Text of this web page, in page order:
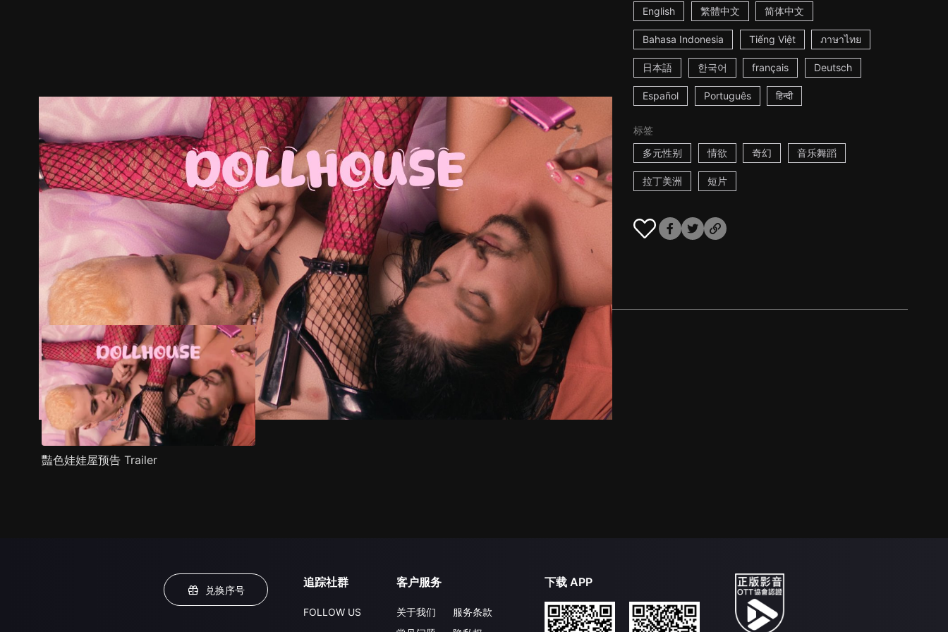
English 繁體中文 简体中文
Bahasa Indonesia Tiếng Việt ภาษาไทย
日本語 한국어 français Deutsch
Español Português हिन्दी
标签
多元性别
情欲 奇幻 音乐舞蹈
拉丁美洲 短片
预告 剧照 推荐影片 剧情介绍
豔色娃娃屋预告 Trailer
兑换序号
追踪社群
FOLLOW US
客户服务
关于我们
服务条款
下载 APP